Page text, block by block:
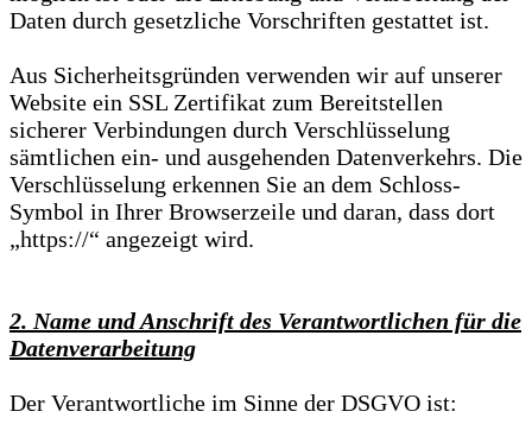
Daten durch gesetzliche Vorschriften gestattet ist.
Aus Sicherheitsgründen verwenden wir auf unserer
Website ein SSL Zertifikat zum Bereitstellen
sicherer Verbindungen durch Verschlüsselung
sämtlichen ein- und ausgehenden Datenverkehrs. Die
Verschlüsselung erkennen Sie an dem Schloss-
Symbol in Ihrer Browserzeile und daran, dass dort
„https://“ angezeigt wird.
2. Name und Anschrift des Verantwortlichen für die
Datenverarbeitung
Der Verantwortliche im Sinne der DSGVO ist: